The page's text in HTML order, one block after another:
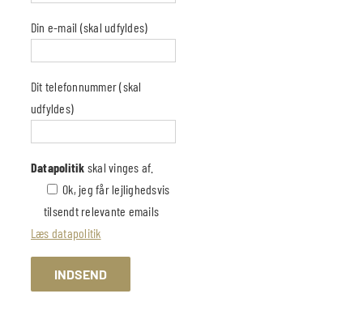
Din e-mail (skal udfyldes)
Dit telefonnummer (skal
udfyldes)
Datapolitik skal vinges af.
Ok, jeg får lejlighedsvis
tilsendt relevante emails
Læs datapolitik